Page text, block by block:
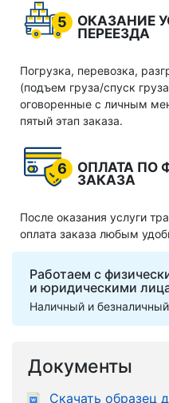
5
ОКАЗАНИЕ
ПЕРЕЕЗДА
Погрузка, перевозка,
(подъем груза/спуск
оговоренные с личным
пятый этап заказа.
6
ОПЛАТА ПО
ЗАКАЗА
После оказания услуги
оплата заказа любым
Работаем с
и юридическими
Наличный и
Документы
Скачать образец